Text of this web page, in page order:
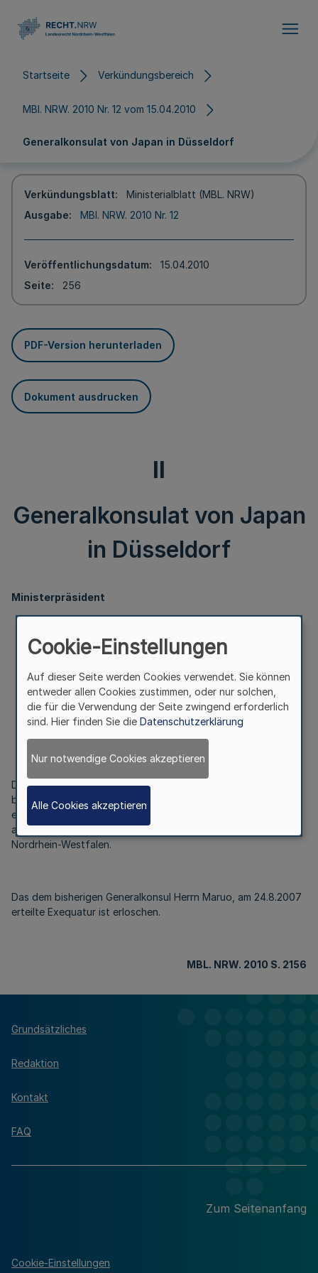
Startseite Verkündungsbereich
MBl. NRW. 2010 Nr. 12 vom 15.04.2010
Generalkonsulat von Japan in Düsseldorf
Verkündungsblatt
Ministerialblatt (MBL. NRW)
Ausgabe
MBl. NRW. 2010 Nr. 12
Veröffentlichungsdatum
15.04.2010
Seite
256
PDF-Version herunterladen
Dokument ausdrucken
II
Generalkonsulat von Japan
in Düsseldorf
Ministerpräsident
Generalkonsulat von Japan
Bek. d. Ministerpräsidenten – III A 2 – 02.10 – 1/10
Die Bundesregierung hat dem zum Leiter der
berufskonsularischen Vertretung von Japan in Düsseldorf
ernannten Herrn Kiyoshi Koinuma am 10.2.2010 das Exequatur
als Generalkonsul erteilt. Der Konsularbezirk umfasst das Land
Nordrhein-Westfalen.
Das dem bisherigen Generalkonsul Herrn Maruo, am 24.8.2007
erteilte Exequatur ist erloschen.
MBL. NRW. 2010 S. 2156
Grundsätzliches
Redaktion
Kontakt
FAQ
Zum Seitenanfang
Cookie-Einstellungen
Cookie-Einstellungen
Auf dieser Seite werden Cookies verwendet. Sie können
entweder allen Cookies zustimmen, oder nur solchen,
die für die Verwendung der Seite zwingend erforderlich
sind. Hier finden Sie die Datenschutzerklärung
Nur notwendige Cookies akzeptieren
Alle Cookies akzeptieren